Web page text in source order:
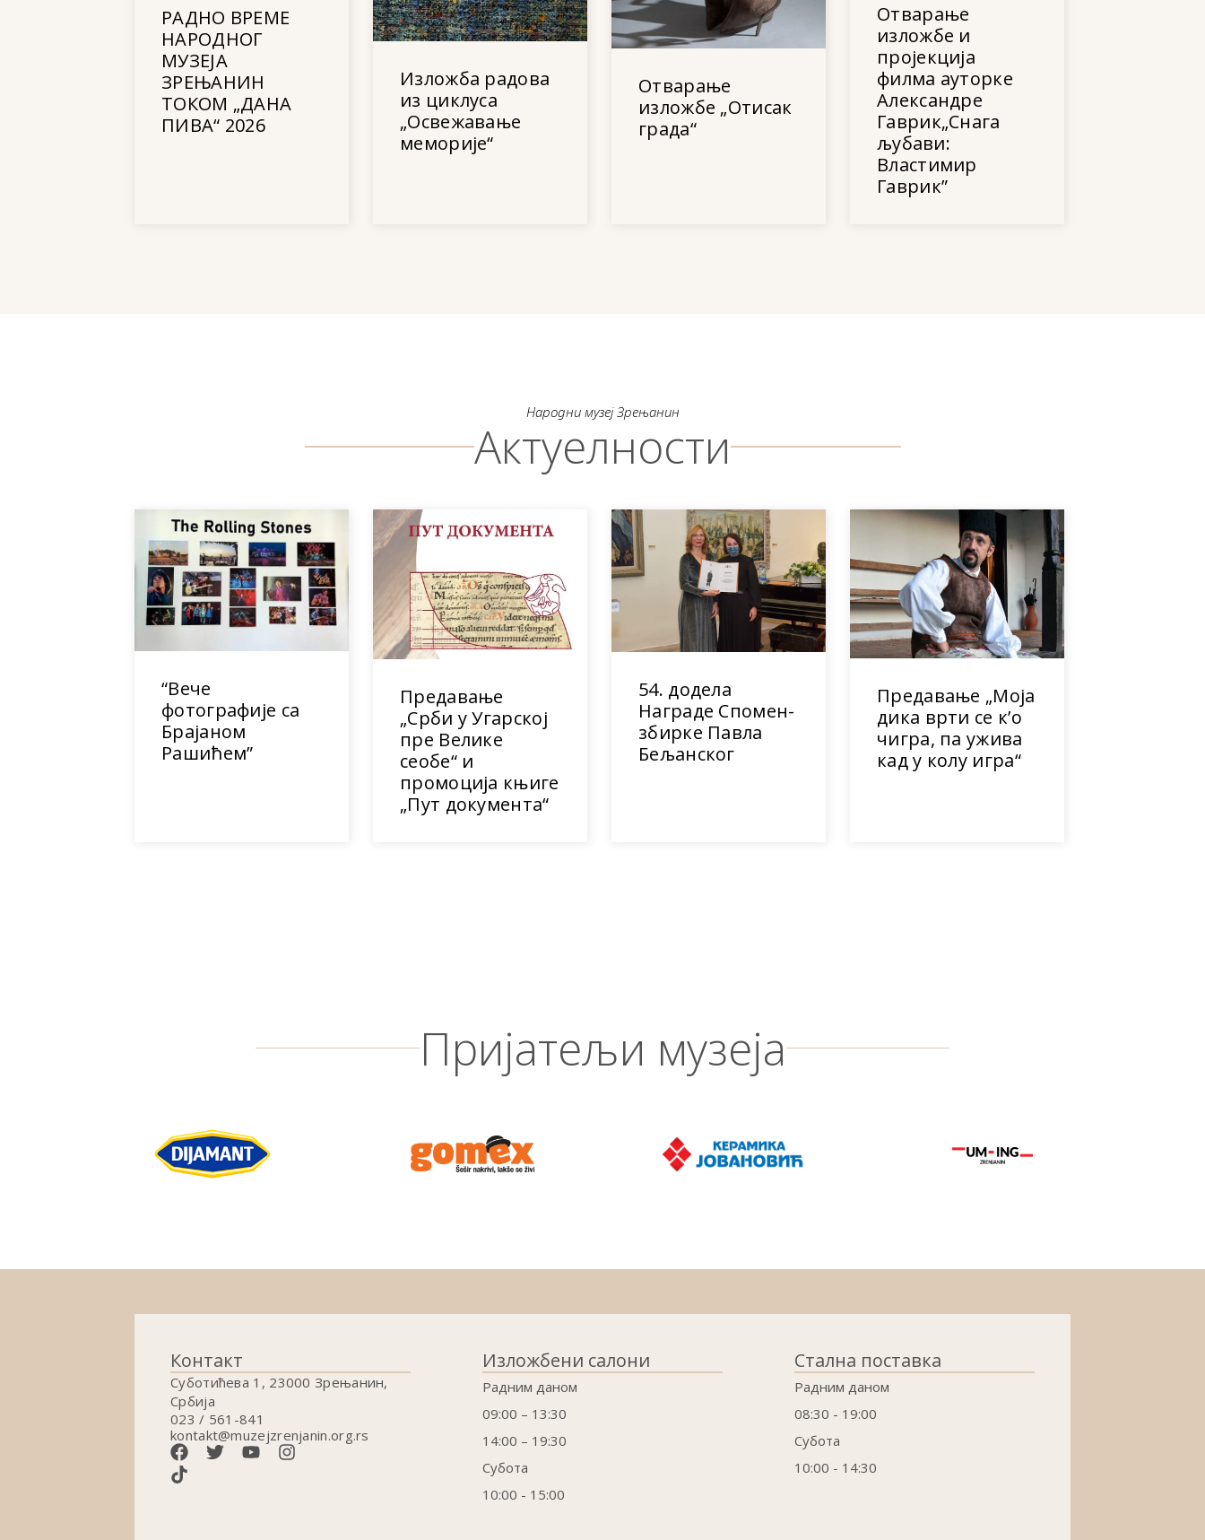
РАДНО ВРЕМЕ
НАРОДНОГ
МУЗЕЈА
ЗРЕЊАНИН
ТОКОМ „ДАНА
ПИВА“ 2026
Изложба радова
из циклуса
„Освежавање
меморије“
Отварање
изложбе „Отисак
града“
Отварање
изложбе и
пројекција
филма ауторке
Александре
Гаврик„Снага
љубави:
Властимир
Гаврик”
Народни музеј Зрењанин
Актуелности
“Вече
фотографије са
Брајаном
Рашићем”
Предавање
„Срби у Угарској
пре Велике
сеобе“ и
промоција књиге
„Пут документа“
54. додела
Награде Спомен-
збирке Павла
Бељанског
Предавање „Моја
дика врти се к’о
чигра, па ужива
кад у колу игра“
Пријатељи музеја
Контакт
Суботићева 1, 23000 Зрењанин,
Србија
023 / 561-841
kontakt@muzejzrenjanin.org.rs
Изложбени салони
Радним даном
09:00 – 13:30
14:00 – 19:30
Субота
10:00 - 15:00
Стална поставка
Радним даном
08:30 - 19:00
Субота
10:00 - 14:30